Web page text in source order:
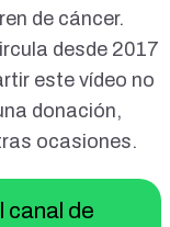
de cáncer.
desde 2017
este vídeo no
donación,
ocasiones.
canal de